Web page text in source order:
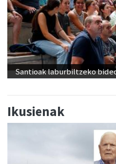
Santioak laburbiltzeko
Ikusienak